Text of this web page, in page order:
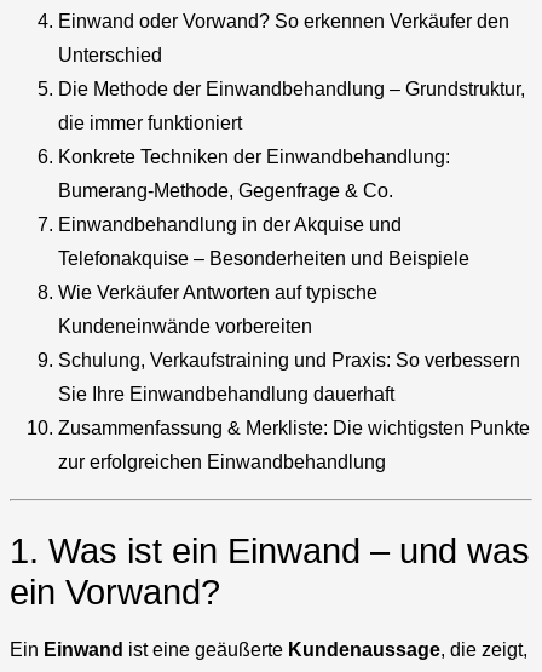
Einwand oder Vorwand? So erkennen Verkäufer den
Unterschied
Die Methode der Einwandbehandlung – Grundstruktur,
die immer funktioniert
Konkrete Techniken der Einwandbehandlung:
Bumerang-Methode, Gegenfrage & Co.
Einwandbehandlung in der Akquise und
Telefonakquise – Besonderheiten und Beispiele
Wie Verkäufer Antworten auf typische
Kundeneinwände vorbereiten
Schulung, Verkaufstraining und Praxis: So verbessern
Sie Ihre Einwandbehandlung dauerhaft
Zusammenfassung & Merkliste: Die wichtigsten Punkte
zur erfolgreichen Einwandbehandlung
1. Was ist ein Einwand – und was
ein Vorwand?
Ein Einwand ist eine geäußerte Kundenaussage, die zeigt,